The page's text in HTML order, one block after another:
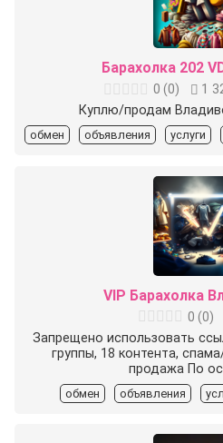
Барахолка 202
0 (0)
1
Куплю/продам
обмен объявления услуги
VIP Барахолка
0 (0)
Запрещено использовать
группы, 18 контента,
продажа По
обмен объявления